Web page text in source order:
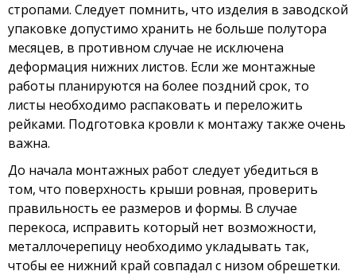
стропами. Следует помнить, что изделия в заводской
упаковке допустимо хранить не больше полутора
месяцев, в противном случае не исключена
деформация нижних листов. Если же монтажные
работы планируются на более поздний срок, то
листы необходимо распаковать и переложить
рейками. Подготовка кровли к монтажу также очень
важна.
До начала монтажных работ следует убедиться в
том, что поверхность крыши ровная, проверить
правильность ее размеров и формы. В случае
перекоса, исправить который нет возможности,
металлочерепицу необходимо укладывать так,
чтобы ее нижний край совпадал с низом обрешетки.